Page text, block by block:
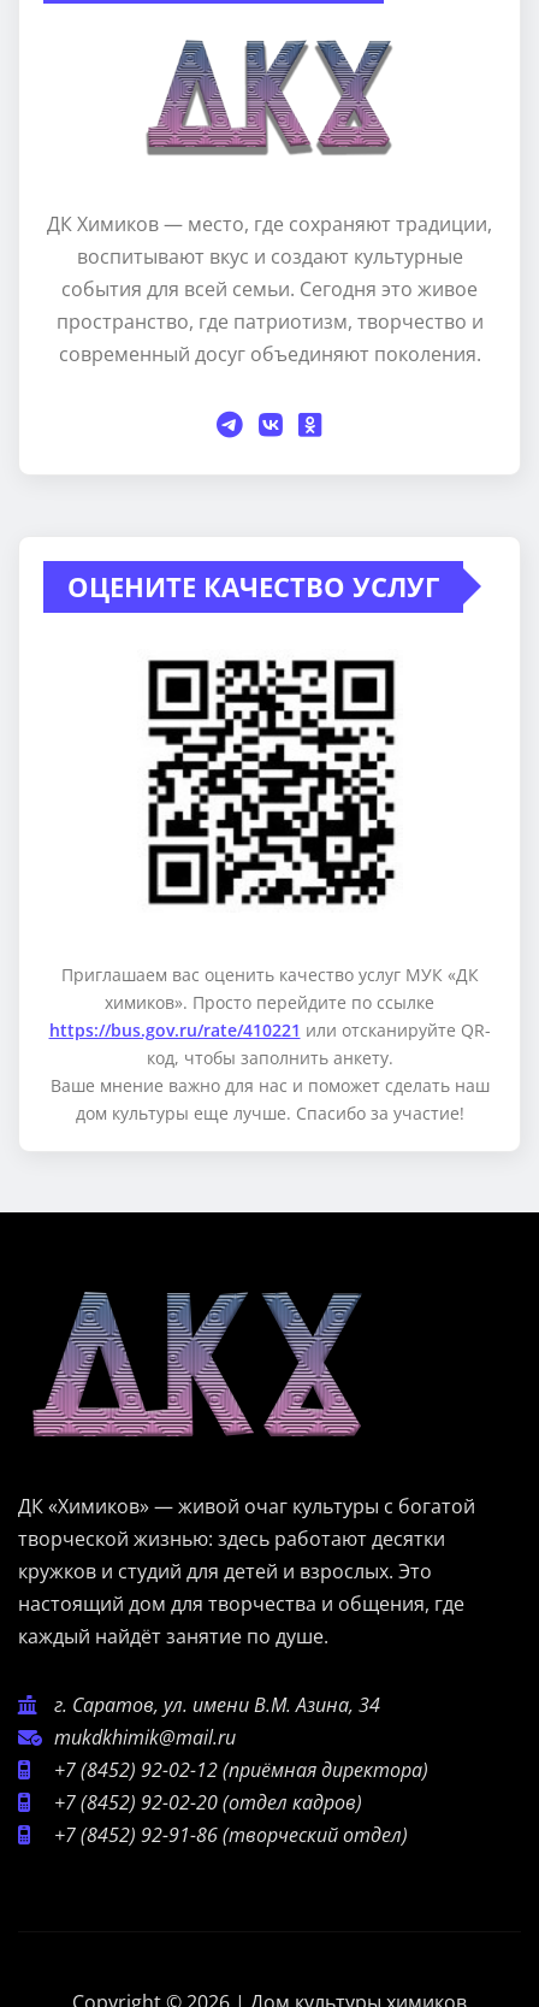
ДК Химиков — место, где сохраняют традиции,
воспитывают вкус и создают культурные
события для всей семьи. Сегодня это живое
пространство, где патриотизм, творчество и
современный досуг объединяют поколения.
ОЦЕНИТЕ КАЧЕСТВО УСЛУГ
Приглашаем вас оценить качество услуг МУК «ДК
химиков». Просто перейдите по ссылке
https://bus.gov.ru/rate/410221 или отсканируйте QR-
код, чтобы заполнить анкету.
Ваше мнение важно для нас и поможет сделать наш
дом культуры еще лучше. Спасибо за участие!
ДК «Химиков» — живой очаг культуры с богатой
творческой жизнью: здесь работают десятки
кружков и студий для детей и взрослых. Это
настоящий дом для творчества и общения, где
каждый найдёт занятие по душе.
г. Саратов, ул. имени В.М. Азина, 34
mukdkhimik@mail.ru
+7 (8452) 92-02-12(приёмная директора)
+7 (8452) 92-02-20(отдел кадров)
+7 (8452) 92-91-86(творческий отдел)